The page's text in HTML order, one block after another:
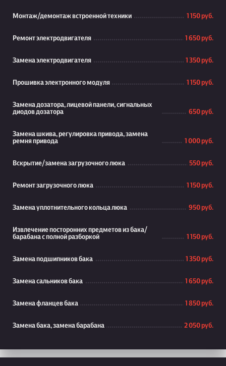
Монтаж/демонтаж встроенной техники 1 150 руб.
Ремонт электродвигателя 1 650 руб.
Замена электродвигателя 1 350 руб.
Прошивка электронного модуля 1 150 руб.
Замена дозатора, лицевой панели, сигнальных
диодов дозатора
650 руб.
Замена шкива, регулировка привода, замена
ремня привода
1 000 руб.
Вскрытие/замена загрузочного люка 550 руб.
Ремонт загрузочного люка 1 150 руб.
Замена уплотнительного кольца люка 950 руб.
Извлечение посторонних предметов из бака/
барабана с полной разборкой
1 150 руб.
Замена подшипников бака 1 350 руб.
Замена сальников бака 1 650 руб.
Замена фланцев бака 1 850 руб.
Замена бака, замена барабана 2 050 руб.